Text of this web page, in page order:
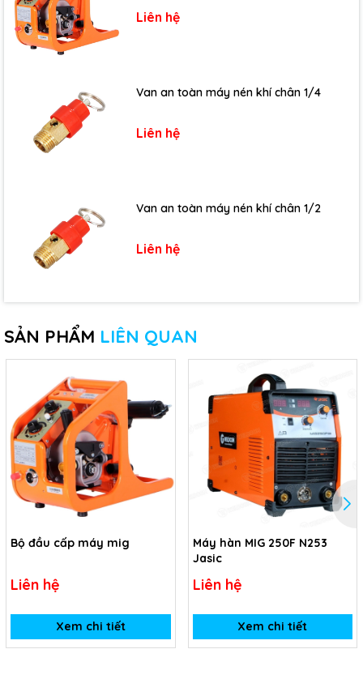
Liên hệ
Van an toàn máy nén khí chân 1/4
Liên hệ
Van an toàn máy nén khí chân 1/2
Liên hệ
SẢN PHẨM LIÊN QUAN
Bộ đầu cấp máy mig
Liên hệ
Xem chi tiết
Máy hàn MIG 250F N253
Jasic
Liên hệ
Xem chi tiết